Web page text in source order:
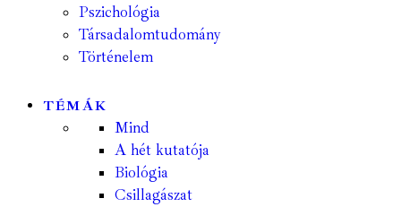
Pszichológia
Társadalomtudomány
Történelem
TÉMÁK
Mind
A hét kutatója
Biológia
Csillagászat